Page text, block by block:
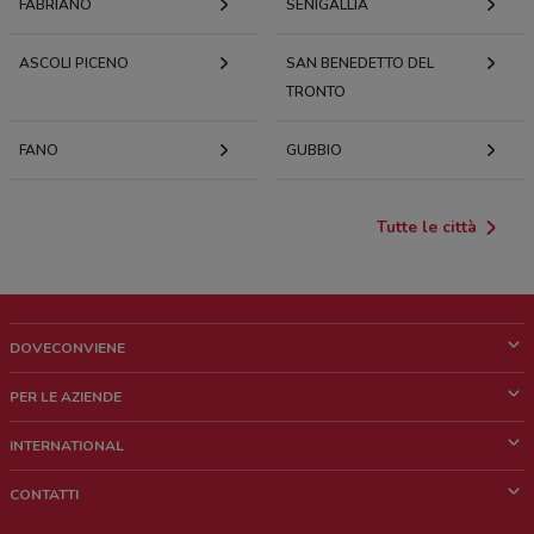
FABRIANO SENIGALLIA
ASCOLI PICENO
SAN BENEDETTO DEL
TRONTO
FANO GUBBIO
Tutte le città
DOVECONVIENE
Chi siamo
Lavora con noi
PER LE AZIENDE
Richieste commerciali e marketing
INTERNATIONAL
CONTATTI